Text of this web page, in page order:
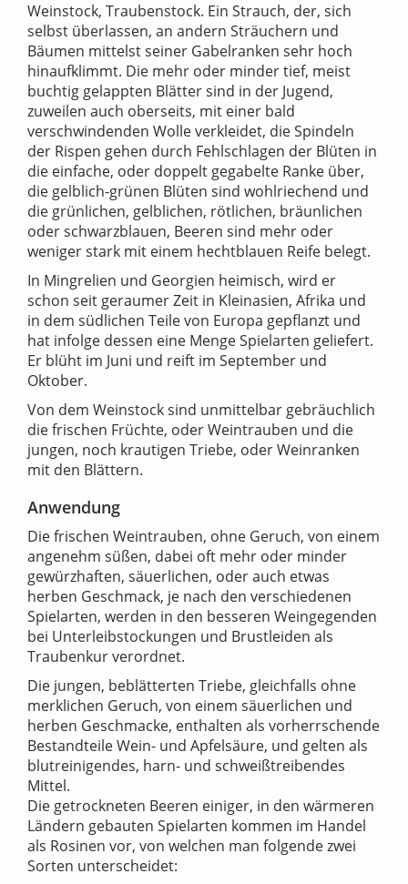
Weinstock, Traubenstock. Ein Strauch, der, sich
selbst überlassen, an andern Sträuchern und
Bäumen mittelst seiner Gabelranken sehr hoch
hinaufklimmt. Die mehr oder minder tief, meist
buchtig gelappten Blätter sind in der Jugend,
zuweilen auch oberseits, mit einer bald
verschwindenden Wolle verkleidet, die Spindeln
der Rispen gehen durch Fehlschlagen der Blüten in
die einfache, oder doppelt gegabelte Ranke über,
die gelblich-grünen Blüten sind wohlriechend und
die grünlichen, gelblichen, rötlichen, bräunlichen
oder schwarzblauen, Beeren sind mehr oder
weniger stark mit einem hechtblauen Reife belegt.
In Mingrelien und Georgien heimisch, wird er
schon seit geraumer Zeit in Kleinasien, Afrika und
in dem südlichen Teile von Europa gepflanzt und
hat infolge dessen eine Menge Spielarten geliefert.
Er blüht im Juni und reift im September und
Oktober.
Von dem Weinstock sind unmittelbar gebräuchlich
die frischen Früchte, oder Weintrauben und die
jungen, noch krautigen Triebe, oder Weinranken
mit den Blättern.
Anwendung
Die frischen Weintrauben, ohne Geruch, von einem
angenehm süßen, dabei oft mehr oder minder
gewürzhaften, säuerlichen, oder auch etwas
herben Geschmack, je nach den verschiedenen
Spielarten, werden in den besseren Weingegenden
bei Unterleibstockungen und Brustleiden als
Traubenkur verordnet.
Die jungen, beblätterten Triebe, gleichfalls ohne
merklichen Geruch, von einem säuerlichen und
herben Geschmacke, enthalten als vorherrschende
Bestandteile Wein- und Apfelsäure, und gelten als
blutreinigendes, harn- und schweißtreibendes
Mittel.
Die getrockneten Beeren einiger, in den wärmeren
Ländern gebauten Spielarten kommen im Handel
als Rosinen vor, von welchen man folgende zwei
Sorten unterscheidet: